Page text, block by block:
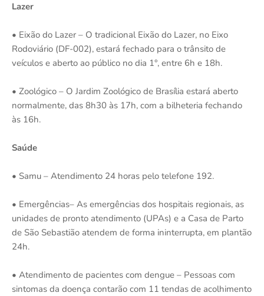
Lazer
• Eixão do Lazer – O tradicional Eixão do Lazer, no Eixo
Rodoviário (DF-002), estará fechado para o trânsito de
veículos e aberto ao público no dia 1°, entre 6h e 18h.
• Zoológico – O Jardim Zoológico de Brasília estará aberto
normalmente, das 8h30 às 17h, com a bilheteria fechando
às 16h.
Saúde
• Samu – Atendimento 24 horas pelo telefone 192.
• Emergências– As emergências dos hospitais regionais, as
unidades de pronto atendimento (UPAs) e a Casa de Parto
de São Sebastião atendem de forma ininterrupta, em plantão
24h.
• Atendimento de pacientes com dengue – Pessoas com
sintomas da doença contarão com 11 tendas de acolhimento